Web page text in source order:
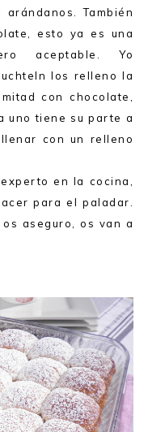
También
esto ya es una
aceptable. Yo
los relleno la
con chocolate,
uno tiene su parte a
con un relleno
en la cocina,
para el paladar.
aseguro, os van a